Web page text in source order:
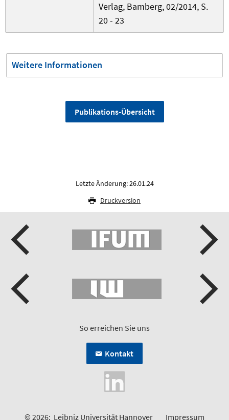
Verlag, Bamberg, 02/2014, S.
20 - 23
Weitere Informationen
Publikations-Übersicht
Letzte Änderung: 26.01.24
Druckversion
So erreichen Sie uns
Kontakt
© 2026: Leibniz Universität Hannover Impressum